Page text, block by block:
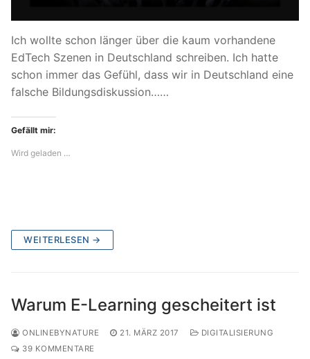
Ich wollte schon länger über die kaum vorhandene
EdTech Szenen in Deutschland schreiben. Ich hatte
schon immer das Gefühl, dass wir in Deutschland eine
falsche Bildungsdiskussion……
Gefällt mir:
Wird geladen …
WEITERLESEN →
Warum E-Learning gescheitert ist
ONLINEBYNATURE 21. MÄRZ 2017
DIGITALISIERUNG
39 KOMMENTARE